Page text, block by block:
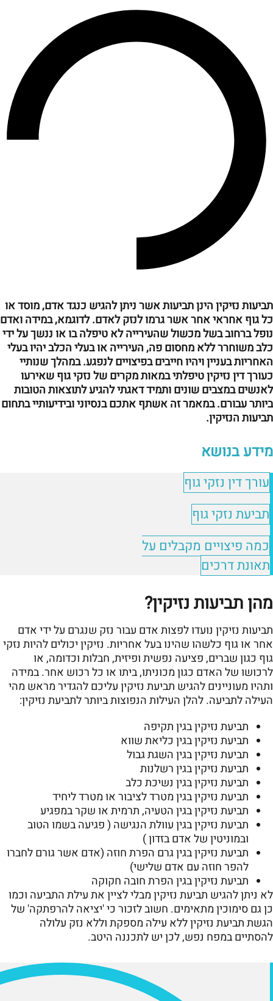
תביעות נזיקין הינן תביעות אשר ניתן להגיש כנגד אדם, מוסד או
כל גוף אחראי אחר אשר גרמו לנזק לאדם. לדוגמא, במידה ואדם
נופל ברחוב בשל מכשול שהעירייה לא טיפלה בו או ננשך על ידי
כלב משוחרר ללא מחסום פה, העירייה או בעלי הכלב יהיו בעלי
האחריות בעניין ויהיו חייבים בפיצויים לנפגע. במהלך שנותיי
כעורך דין נזיקין טיפלתי במאות מקרים של נזקי גוף שאירעו
לאנשים במצבים שונים ותמיד דאגתי להגיע לתוצאות הטובות
ביותר עבורם. במאמר זה אשתף אתכם בנסיוני ובידיעותיי בתחום
תביעות הנזיקין.
מידע בנושא
עורך דין נזקי גוף
תביעת נזקי גוף
כמה פיצויים מקבלים על
תאונת דרכים
מהן תביעות נזיקין?
תביעות נזיקין נועדו לפצות אדם עבור נזק שנגרם על ידי אדם
אחר או גוף כלשהו שהינו בעל אחריות. נזיקין יכולים להיות נזקי
גוף כגון שברים, פציעה נפשית ופיזית, חבלות וכדומה, או
לרכושו של האדם כגון מכוניתו, ביתו או כל רכוש אחר. במידה
ותהיו מעוניינים להגיש תביעת נזיקין עליכם להגדיר מראש מהי
העילה לתביעה. להלן העילות הנפוצות ביותר לתביעת נזיקין:
תביעת נזיקין בגין תקיפה
תביעת נזיקין בגין כליאת שווא
תביעת נזיקין בגין השגת גבול
תביעת נזיקין בגין רשלנות
תביעת נזיקין בגין נשיכת כלב
תביעת נזיקין בגין מטרד לציבור או מטרד ליחיד
תביעת נזיקין בגין הטעיה, תרמית או שקר במפגיע
תביעת נזיקין בגין עוולת הנגישה ( פגיעה בשמו הטוב
ובמוניטין של אדם בזדון )
תביעת נזיקין בגין גרם הפרת חוזה (אדם אשר גורם לחברו
להפר חוזה עם אדם שלישי)
תביעת נזיקין בגין הפרת חובה חקוקה
לא ניתן להגיש תביעת נזיקין מבלי לציין את עילת התביעה וכמו
כן גם סימוכין מתאימים. חשוב לזכור כי 'יציאה להרפתקה' של
הגשת תביעת נזיקין ללא עילה מספקת וללא נזק עלולה
להסתיים במפח נפש, לכן יש לתכננה היטב.